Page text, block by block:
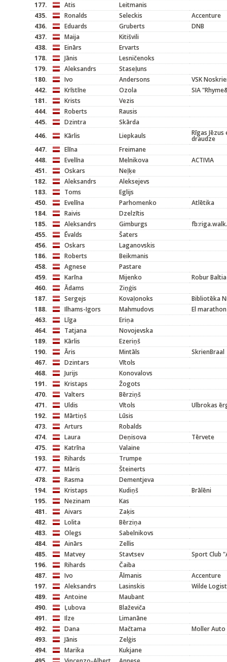
177.
Atis
Leitmanis
435.
Ronalds Seleckis
Accenture
436.
Eduards Gruberts
DNB
437.
Maija
Kitišvili
438.
Einārs
Ervarts
178.
Jānis
Lesničenoks
179.
Aleksandrs
Staseļuns
180.
Ivo Andersons
VSK
442.
Krīstīne Ozola
SIA
181.
Krists
Vezis
444.
Roberts
Rausis
445.
Dzintra
Skārda
446.
Kārlis Liepkauls Rīgas
draudze
447.
Elīna
Freimane
448.
Evelīna Melnikova
ACTIVIA
451.
Oskars
Neļķe
182.
Aleksandrs
Aleksejevs
183.
Toms
Eglijs
450.
Evelīna Parhomenko
Atlētika
184.
Raivis
Dzelzītis
185.
Aleksandrs Gimburgs
455.
Ēvalds
Šaters
456.
Oskars
Laganovskis
186.
Roberts
Beikmanis
458.
Agnese
Pastare
459.
Karīna Mijenko
Robur Baltia
460.
Ādams
Ziņģis
187.
Sergejs Kovaļonoks
Bibliotēka
188.
Ilhams-Igors Mahmudovs
El marathon
463.
Līga
Eriņa
464.
Tatjana
Novojevska
189.
Kārlis
Ezeriņš
190.
Āris Mintāls
SkrienBraal
467.
Dzintars
Vītols
468.
Jurijs
Konovalovs
191.
Kristaps
Žogots
470.
Valters
Bērziņš
471.
Uldis Vītols
Ulbrokas
192.
Mārtiņš
Lūsis
473.
Arturs
Robalds
474.
Laura Deņisova
Tērvete
475.
Katrīna
Valaine
193.
Rihards
Trumpe
477.
Māris
Šteinerts
478.
Rasma
Dementjeva
194.
Kristaps Kudiņš
Brālēni
195.
Nezinam
Kas
481.
Aivars
Zaķis
482.
Lolita
Bērziņa
483.
Olegs
Sabelnikovs
484.
Ainārs
Zellis
485.
Matvey Stavtsev
Sport Club
196.
Rihards
Čaiba
487.
Ivo Ālmanis
Accenture
197.
Aleksandrs Lasinskis
Wilde
489.
Antoine
Maubant
490.
Ļubova
Blaževiča
491.
Ilze
Limanāne
492.
Dana Mačtama
Moller Auto
493.
Jānis
Zelģis
494.
Marika
Kukjane